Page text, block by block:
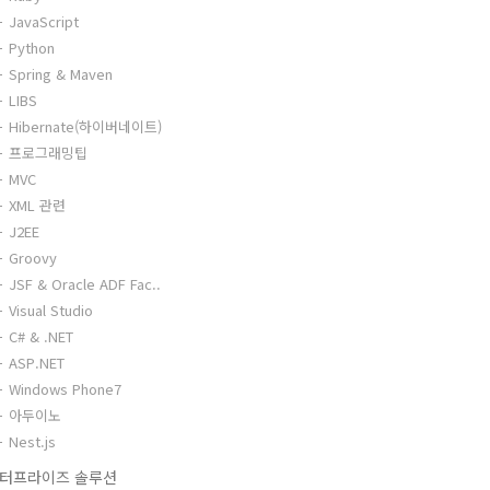
JavaScript
Python
Spring & Maven
LIBS
Hibernate(하이버네이트)
프로그래밍팁
MVC
XML 관련
J2EE
Groovy
JSF & Oracle ADF Fac..
Visual Studio
C# & .NET
ASP.NET
Windows Phone7
아두이노
Nest.js
프라이즈 솔루션